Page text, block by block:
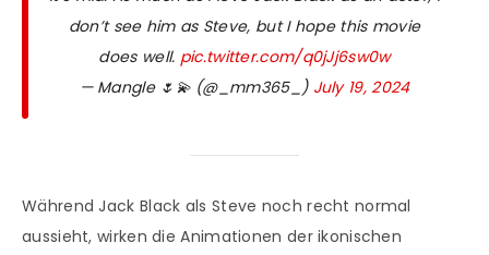
don’t see him as Steve, but I hope this movie
does well. pic.twitter.com/q0jJj6sw0w
— Mangle 🌷💫 (@_mm365_) July 19, 2024
Während Jack Black als Steve noch recht normal
aussieht, wirken die Animationen der ikonischen